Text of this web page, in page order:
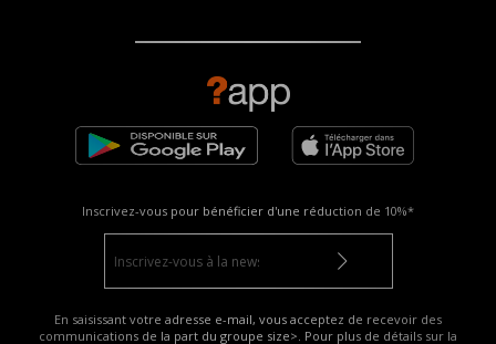
Inscrivez-vous pour bénéficier d'une réduction de 10%*
En saisissant votre adresse e-mail, vous acceptez de recevoir des
communications de la part du groupe size>. Pour plus de détails sur la